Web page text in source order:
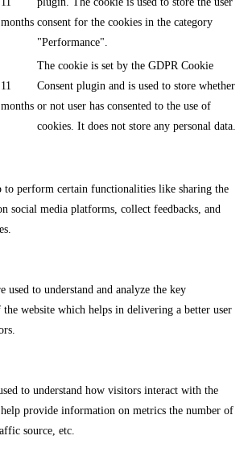
months consent for the cookies in the category
"Performance".
11
months
The cookie is set by the GDPR Cookie
Consent plugin and is used to store whether
or not user has consented to the use of
cookies. It does not store any personal data.
to perform certain functionalities like sharing the
social media platforms, collect feedbacks, and
used to understand and analyze the key
website which helps in delivering a better user
to understand how visitors interact with the
help provide information on metrics the number of
source, etc.